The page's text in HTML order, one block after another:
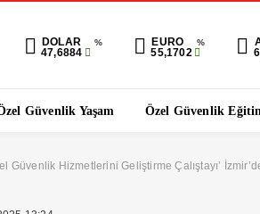
DOLAR %
47,6884
EURO %
55,1702
Güvenlik Yaşam Özel Güvenlik
Güvenlik Hizmetlerini Geliştirme Çalıştayı’